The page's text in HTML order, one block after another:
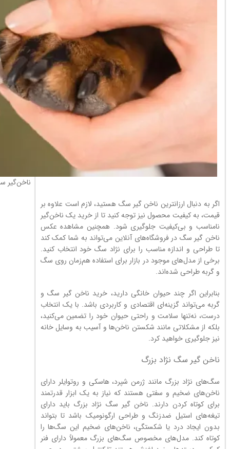
ناخن‌گیر
اگر به دنبال ارزانترین ناخن گیر سگ هستید، لازم است علاوه بر
قیمت، به کیفیت محصول نیز توجه کنید تا از خرید یک ناخن‌گیر
نامناسب و بی‌کیفیت جلوگیری شود. همچنین مشاهده عکس
ناخن گیر سگ در فروشگاه‌های آنلاین می‌تواند به شما کمک کند
تا طراحی و اندازه مناسب را برای نژاد سگ خود انتخاب کنید.
برخی از مدل‌های موجود در بازار برای استفاده هم‌زمان روی سگ
و گربه طراحی شده‌اند.
بنابراین اگر چند حیوان خانگی دارید، خرید ناخن گیر سگ و
گربه می‌تواند گزینه‌ای اقتصادی و کاربردی باشد. با یک انتخاب
درست، نه‌تنها سلامت و راحتی حیوان خود را تضمین می‌کنید،
بلکه از مشکلاتی مانند شکستن ناخن‌ها و آسیب به وسایل خانه
نیز جلوگیری خواهید کرد.
ناخن گیر سگ نژاد بزرگ
سگ‌های نژاد بزرگ مانند ژرمن شپرد، هاسکی و روتوایلر دارای
ناخن‌های ضخیم و سفتی هستند که نیاز به یک ابزار قدرتمند
برای کوتاه کردن دارند. ناخن گیر سگ نژاد بزرگ باید دارای
تیغه‌های استیل ضدزنگ و طراحی ارگونومیک باشد تا بتواند
بدون ایجاد درد یا شکستگی، ناخن‌های ضخیم این سگ‌ها را
کوتاه کند. مدل‌های مخصوص سگ‌های بزرگ معمولاً دارای فنر